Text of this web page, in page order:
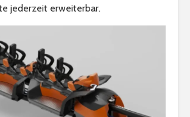
jederzeit erweiterbar.